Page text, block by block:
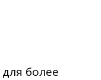
более